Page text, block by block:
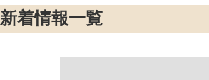
新着情報一覧